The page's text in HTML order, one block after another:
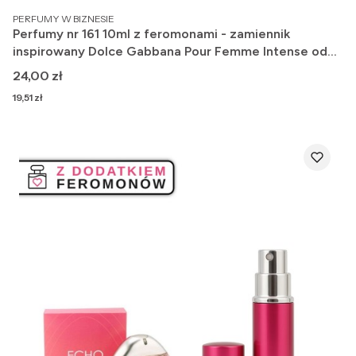
PRODUCENT
PERFUMY W BIZNESIE
Perfumy nr 161 10ml z feromonami - zamiennik
inspirowany Dolce Gabbana Pour Femme Intense od
Dolce Gabbana
Cena
24,00 zł
Cena
19,51 zł